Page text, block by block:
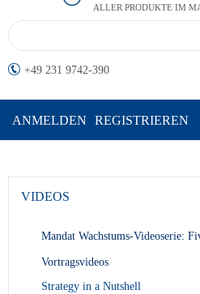
ALLER PRODUKTE IM
+49 231 9742-390
ANMELDEN REGISTRIEREN
VIDEOS
Mandat Wachstums-Videoserie:
Vortragsvideos
Strategy in a Nutshell